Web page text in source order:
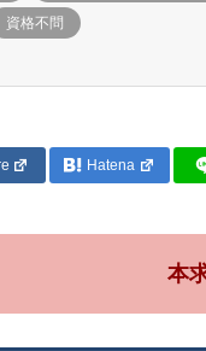
資格不問
Hatena
本